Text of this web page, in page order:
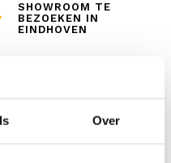
Over
SHOWROOM TE
BEZOEKEN IN
EINDHOVEN